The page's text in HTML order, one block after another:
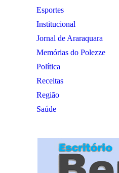
Esportes
Institucional
Jornal de Araraquara
Memórias do Polezze
Política
Receitas
Região
Saúde